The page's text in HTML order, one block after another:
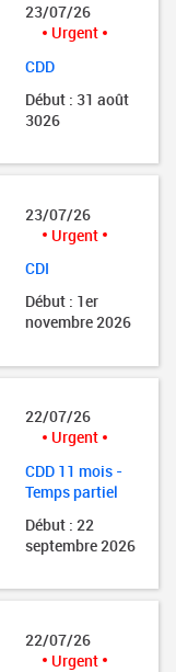
23/07/26
Urgent
CDD
Début : 31 août
3026
23/07/26
Urgent
CDI
Début : 1er
novembre 2026
22/07/26
Urgent
CDD 11 mois -
Temps partiel
Début : 22
septembre 2026
22/07/26
Urgent